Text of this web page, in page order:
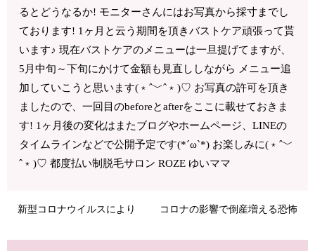
るとどうなるか! モニターさんにはお写真から採寸までし
ております! 1ヶ月と云う期間を頂きバストケア頑張って貰
います♪ 現在バストケアのメニューは一旦提げてますが、
5月中旬～下旬にかけて金額も見直ししながら メニュー追
加していこうと思います(﹡ˆ﹀ˆ﹡)♡ お写真の許可を頂き
ましたので、一回目のbeforeとafterをここに載せておきま
す! 1ヶ月後の変化はまたブログやホームページ、LINEの
タイムラインなどで公開予定です(*´ω`*) お楽しみに(﹡ˆ﹀
ˆ﹡)♡ 都度払い制脱毛サロン ROZE ゆいママ
新型コロナウイルスにより コロナの影響で倒産増える恐怖